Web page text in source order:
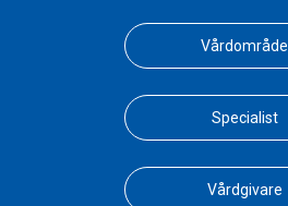
Vårdområde
Specialist
Vårdgivare